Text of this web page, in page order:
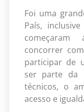
Foi uma
País,
concorrer
participar de
ser parte da
técnicos, o
acesso e